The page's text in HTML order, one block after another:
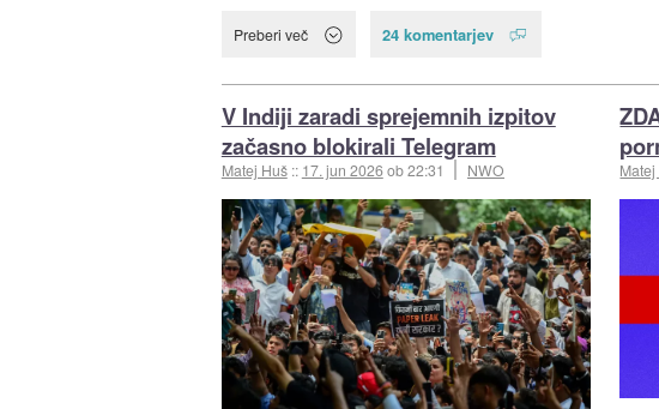
Preberi več 24 komentarjev
V Indiji zaradi sprejemnih izpitov
začasno blokirali Telegram
Matej Huš :: 17. jun 2026ob 22:31 NWO